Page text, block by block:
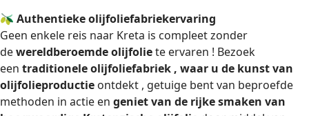
🫒 Authentieke olijfoliefabriekervaring
Geen enkele reis naar Kreta is compleet zonder
dewereldberoemde olijfoliete ervaren ! Bezoek
een traditionele olijfoliefabriek , waar u de kunst van
olijfolieproductie ontdekt , getuige bent van beproefde
methoden in actie en geniet van de rijke smaken van